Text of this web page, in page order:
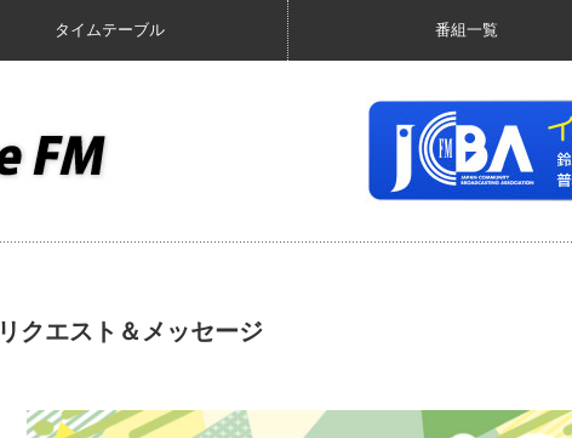
タイムテーブル 番組一覧
リクエスト＆メッセージ